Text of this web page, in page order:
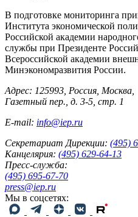
В подготовке мониторинга
Института экономической
Российской академии
службы при Президенте
Всероссийской академии
Минэкономразвития России.
Адрес: 125993, Россия, Москва,
Газетный пер., д. 3-5, стр. 1
E-mail: info@iep.ru
Секретариат Дирекции: (495)
Канцелярия: (495) 629-64-13
Пресс-служба:
(495) 695-67-70
press@iep.ru
Мы в соцсетях: